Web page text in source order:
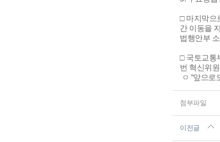
□ 마지막으
간 이동을
법행안부
□ 국토교통
번 혁신위
ㅇ “앞으
첨부파일
이전글